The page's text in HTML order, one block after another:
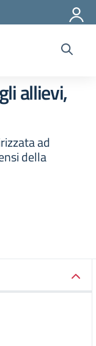
allievi,
ad
della